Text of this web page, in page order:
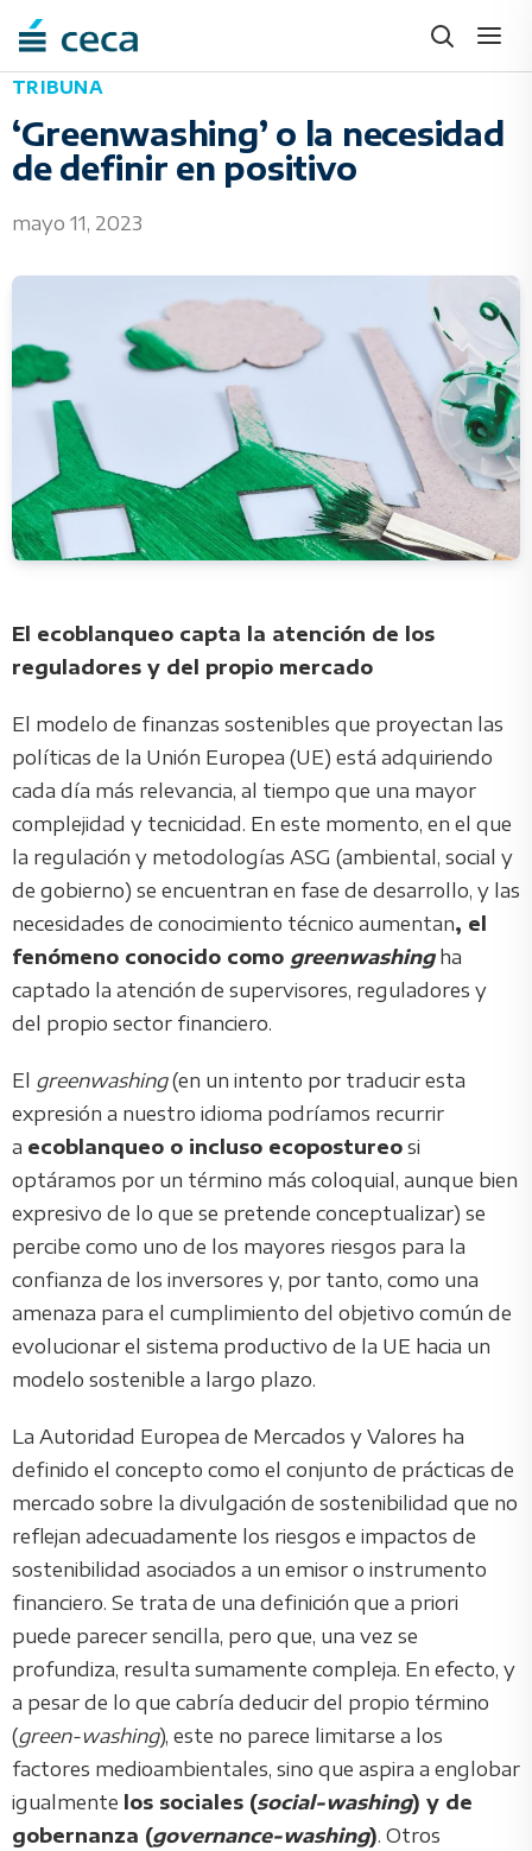
Skip
to
content
TRIBUNA
‘Greenwashing’ o la necesidad
de definir en positivo
mayo 11, 2023
El ecoblanqueo capta la atención de los
reguladores y del propio mercado
El modelo de finanzas sostenibles que proyectan las
políticas de la Unión Europea (UE) está adquiriendo
cada día más relevancia, al tiempo que una mayor
complejidad y tecnicidad. En este momento, en el que
la regulación y metodologías ASG (ambiental, social y
de gobierno) se encuentran en fase de desarrollo, y las
necesidades de conocimiento técnico aumentan, el
fenómeno conocido como greenwashing ha
captado la atención de supervisores, reguladores y
del propio sector financiero.
El greenwashing(en un intento por traducir esta
expresión a nuestro idioma podríamos recurrir
a ecoblanqueo o incluso ecopostureo si
optáramos por un término más coloquial, aunque bien
expresivo de lo que se pretende conceptualizar) se
percibe como uno de los mayores riesgos para la
confianza de los inversores y, por tanto, como una
amenaza para el cumplimiento del objetivo común de
evolucionar el sistema productivo de la UE hacia un
modelo sostenible a largo plazo.
La Autoridad Europea de Mercados y Valores ha
definido el concepto como el conjunto de prácticas de
mercado sobre la divulgación de sostenibilidad que no
reflejan adecuadamente los riesgos e impactos de
sostenibilidad asociados a un emisor o instrumento
financiero. Se trata de una definición que a priori
puede parecer sencilla, pero que, una vez se
profundiza, resulta sumamente compleja. En efecto, y
a pesar de lo que cabría deducir del propio término
(green-washing), este no parece limitarse a los
factores medioambientales, sino que aspira a englobar
igualmente los sociales (social-washing) y de
gobernanza (governance-washing). Otros